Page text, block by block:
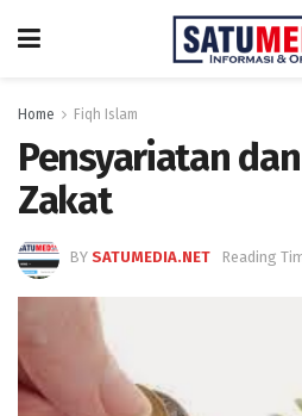
Home Fiqh Islam
Pensyariatan
Zakat
BY SATUMEDIA.NET Reading